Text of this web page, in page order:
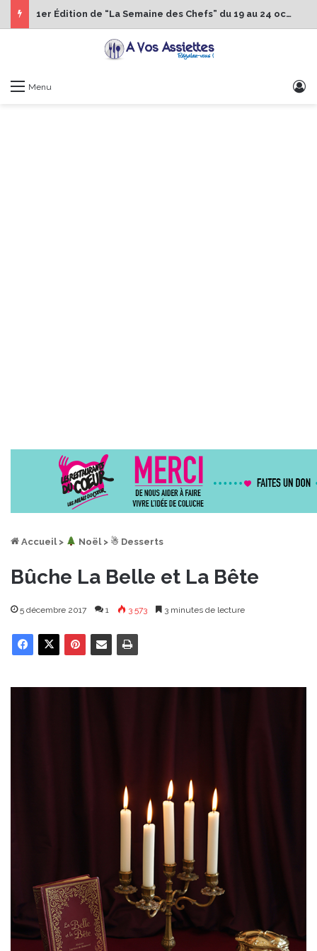
1er Édition de “La Semaine des Chefs” du 19 au 24 octobre 2026
Menu
Accueil > ︎ Noël > ☃ Desserts
Bûche La Belle et La Bête
5 décembre 2017 1 3 573 3 minutes de lecture